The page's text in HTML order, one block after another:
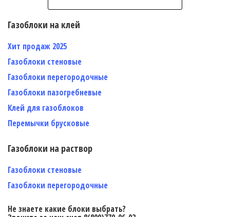
Газоблоки на клей
Хит продаж 2025
Газоблоки стеновые
Газоблоки перегородочные
Газоблоки пазогребневые
Клей для газоблоков
Перемычки брусковые
Газоблоки на раствор
Газоблоки стеновые
Газоблоки перегородочные
Не знаете какие блоки выбрать?